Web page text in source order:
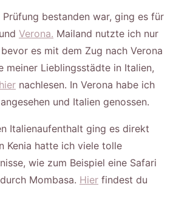
bestanden war, ging es für
und Verona. Mailand nutzte ich nur
es mit dem Zug nach Verona
meiner Lieblingsstädte in Italien,
hier nachlesen. In Verona habe ich
und Italien genossen.
Italienaufenthalt ging es direkt
Kenia hatte ich viele tolle
wie zum Beispiel eine Safari
Mombasa. Hier findest du